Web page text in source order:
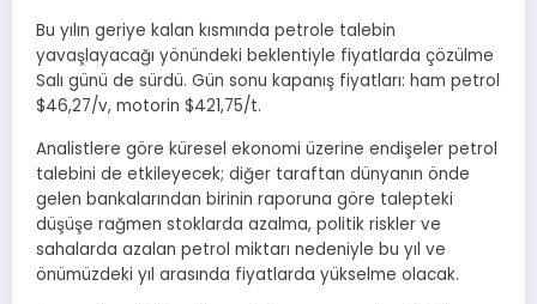
Bu yılın geriye kalan kısmında petrole talebin
yavaşlayacağı yönündeki beklentiyle fiyatlarda çözülme
Salı günü de sürdü. Gün sonu kapanış fiyatları: ham petrol
$46,27/v, motorin $421,75/t.
Analistlere göre küresel ekonomi üzerine endişeler petrol
talebini de etkileyecek; diğer taraftan dünyanın önde
gelen bankalarından birinin raporuna göre talepteki
düşüşe rağmen stoklarda azalma, politik riskler ve
sahalarda azalan petrol miktarı nedeniyle bu yıl ve
önümüzdeki yıl arasında fiyatlarda yükselme olacak.